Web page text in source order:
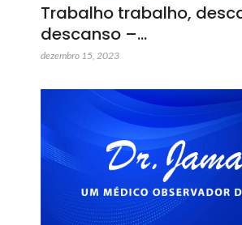
Trabalho trabalho,
descanso –…
dezembro 15, 2023